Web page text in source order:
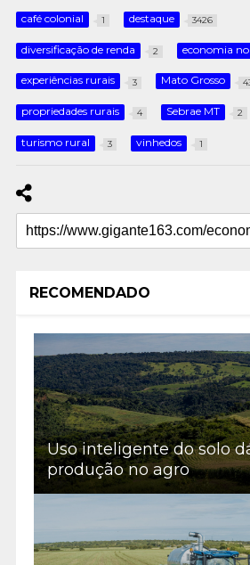
café colonial 1 destaque 3426
diversificação de renda 2 economia
experiências rurais 3 Mato Grosso
propriedades rurais 4 Sebrae MT 2
turismo rural 3 vinhedos 1
RECOMENDADO
Uso inteligente do solo
produção no agro